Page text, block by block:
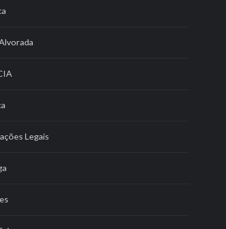
Legais